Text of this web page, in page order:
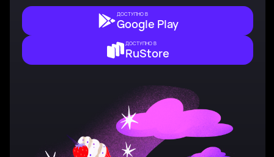
ДОСТУПНО В
Google Play
ДОСТУПНО В
RuStore